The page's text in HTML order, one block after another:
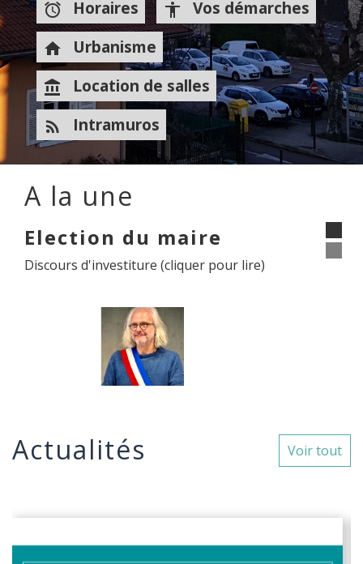
alarm Horaires accessibility Vos démarches
home Urbanisme
account_balance Location de salles
rss_feed Intramuros
A la une
Election du maire
Discours d'investiture (cliquer pour lire)
Actualités Voir tout